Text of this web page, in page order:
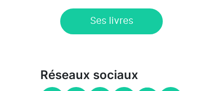
Ses livres
Réseaux sociaux